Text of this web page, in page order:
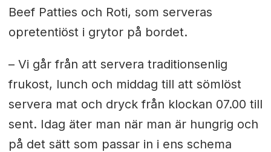
Beef Patties och Roti, som serveras
opretentiöst i grytor på bordet.
– Vi går från att servera traditionsenlig
frukost, lunch och middag till att sömlöst
servera mat och dryck från klockan 07.00 till
sent. Idag äter man när man är hungrig och
på det sätt som passar in i ens schema